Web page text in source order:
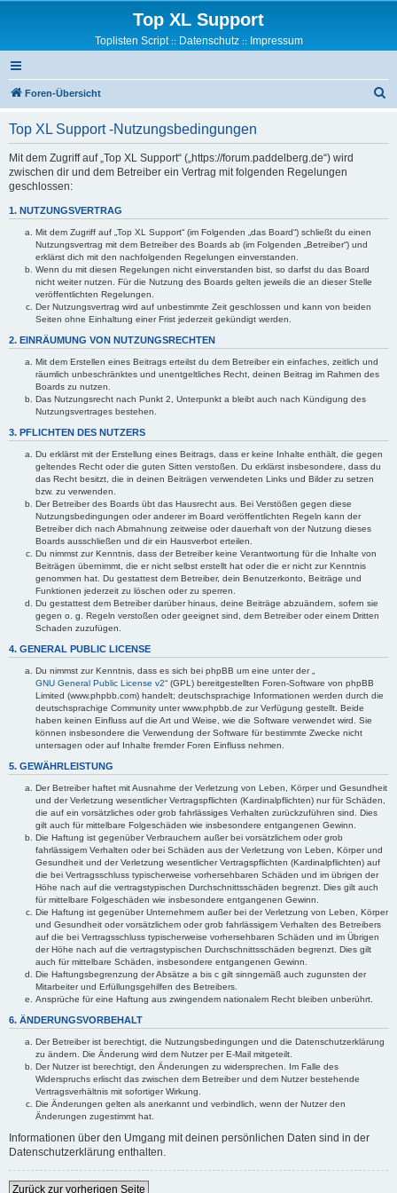
Top XL Support
Toplisten Script:: Datenschutz:: Impressum
Foren-Übersicht
Top XL Support -Nutzungsbedingungen
Mit dem Zugriff auf „Top XL Support“ („https://forum.paddelberg.de“) wird
zwischen dir und dem Betreiber ein Vertrag mit folgenden Regelungen
geschlossen:
1. NUTZUNGSVERTRAG
Mit dem Zugriff auf „Top XL Support“ (im Folgenden „das Board“) schließt du einen
Nutzungsvertrag mit dem Betreiber des Boards ab (im Folgenden „Betreiber“) und
erklärst dich mit den nachfolgenden Regelungen einverstanden.
Wenn du mit diesen Regelungen nicht einverstanden bist, so darfst du das Board
nicht weiter nutzen. Für die Nutzung des Boards gelten jeweils die an dieser Stelle
veröffentlichten Regelungen.
Der Nutzungsvertrag wird auf unbestimmte Zeit geschlossen und kann von beiden
Seiten ohne Einhaltung einer Frist jederzeit gekündigt werden.
2. EINRÄUMUNG VON NUTZUNGSRECHTEN
Mit dem Erstellen eines Beitrags erteilst du dem Betreiber ein einfaches, zeitlich und
räumlich unbeschränktes und unentgeltliches Recht, deinen Beitrag im Rahmen des
Boards zu nutzen.
Das Nutzungsrecht nach Punkt 2, Unterpunkt a bleibt auch nach Kündigung des
Nutzungsvertrages bestehen.
3. PFLICHTEN DES NUTZERS
Du erklärst mit der Erstellung eines Beitrags, dass er keine Inhalte enthält, die gegen
geltendes Recht oder die guten Sitten verstoßen. Du erklärst insbesondere, dass du
das Recht besitzt, die in deinen Beiträgen verwendeten Links und Bilder zu setzen
bzw. zu verwenden.
Der Betreiber des Boards übt das Hausrecht aus. Bei Verstößen gegen diese
Nutzungsbedingungen oder anderer im Board veröffentlichten Regeln kann der
Betreiber dich nach Abmahnung zeitweise oder dauerhaft von der Nutzung dieses
Boards ausschließen und dir ein Hausverbot erteilen.
Du nimmst zur Kenntnis, dass der Betreiber keine Verantwortung für die Inhalte von
Beiträgen übernimmt, die er nicht selbst erstellt hat oder die er nicht zur Kenntnis
genommen hat. Du gestattest dem Betreiber, dein Benutzerkonto, Beiträge und
Funktionen jederzeit zu löschen oder zu sperren.
Du gestattest dem Betreiber darüber hinaus, deine Beiträge abzuändern, sofern sie
gegen o. g. Regeln verstoßen oder geeignet sind, dem Betreiber oder einem Dritten
Schaden zuzufügen.
4. GENERAL PUBLIC LICENSE
Du nimmst zur Kenntnis, dass es sich bei phpBB um eine unter der „
GNU General Public License v2“ (GPL) bereitgestellten Foren-Software von phpBB
Limited (www.phpbb.com) handelt; deutschsprachige Informationen werden durch die
deutschsprachige Community unter www.phpbb.de zur Verfügung gestellt. Beide
haben keinen Einfluss auf die Art und Weise, wie die Software verwendet wird. Sie
können insbesondere die Verwendung der Software für bestimmte Zwecke nicht
untersagen oder auf Inhalte fremder Foren Einfluss nehmen.
5. GEWÄHRLEISTUNG
Der Betreiber haftet mit Ausnahme der Verletzung von Leben, Körper und Gesundheit
und der Verletzung wesentlicher Vertragspflichten (Kardinalpflichten) nur für Schäden,
die auf ein vorsätzliches oder grob fahrlässiges Verhalten zurückzuführen sind. Dies
gilt auch für mittelbare Folgeschäden wie insbesondere entgangenen Gewinn.
Die Haftung ist gegenüber Verbrauchern außer bei vorsätzlichem oder grob
fahrlässigem Verhalten oder bei Schäden aus der Verletzung von Leben, Körper und
Gesundheit und der Verletzung wesentlicher Vertragspflichten (Kardinalpflichten) auf
die bei Vertragsschluss typischerweise vorhersehbaren Schäden und im übrigen der
Höhe nach auf die vertragstypischen Durchschnittsschäden begrenzt. Dies gilt auch
für mittelbare Folgeschäden wie insbesondere entgangenen Gewinn.
Die Haftung ist gegenüber Unternehmern außer bei der Verletzung von Leben, Körper
und Gesundheit oder vorsätzlichem oder grob fahrlässigem Verhalten des Betreibers
auf die bei Vertragsschluss typischerweise vorhersehbaren Schäden und im Übrigen
der Höhe nach auf die vertragstypischen Durchschnittsschäden begrenzt. Dies gilt
auch für mittelbare Schäden, insbesondere entgangenen Gewinn.
Die Haftungsbegrenzung der Absätze a bis c gilt sinngemäß auch zugunsten der
Mitarbeiter und Erfüllungsgehilfen des Betreibers.
Ansprüche für eine Haftung aus zwingendem nationalem Recht bleiben unberührt.
6. ÄNDERUNGSVORBEHALT
Der Betreiber ist berechtigt, die Nutzungsbedingungen und die Datenschutzerklärung
zu ändern. Die Änderung wird dem Nutzer per E-Mail mitgeteilt.
Der Nutzer ist berechtigt, den Änderungen zu widersprechen. Im Falle des
Widerspruchs erlischt das zwischen dem Betreiber und dem Nutzer bestehende
Vertragsverhältnis mit sofortiger Wirkung.
Die Änderungen gelten als anerkannt und verbindlich, wenn der Nutzer den
Änderungen zugestimmt hat.
Informationen über den Umgang mit deinen persönlichen Daten sind in der
Datenschutzerklärung enthalten.
Zurück zur vorherigen Seite